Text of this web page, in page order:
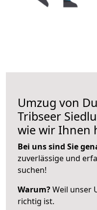
Umzug von
Tribseer
wie wir Ihnen
Bei uns sind Sie
zuverlässige und
suchen!
Warum?Weil unser
richtig ist.